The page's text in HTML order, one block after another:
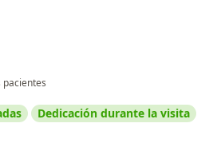
pacientes
Dedicación durante la visita